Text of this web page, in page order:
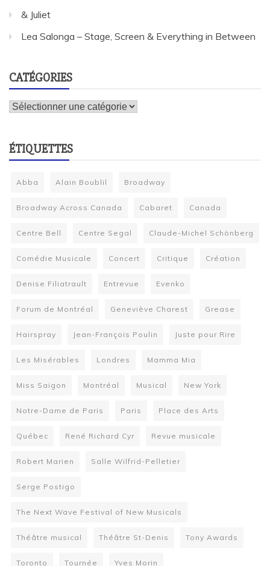
& Juliet
Lea Salonga – Stage, Screen & Everything in Between
CATÉGORIES
Catégories
ÉTIQUETTES
Abba Alain Boublil Broadway
Broadway Across Canada Cabaret Canada
Centre Bell Centre Segal Claude-Michel Schönberg
Comédie Musicale Concert Critique Création
Denise Filiatrault Entrevue Evenko
Forum de Montréal Geneviève Charest Grease
Hairspray Jean-François Poulin Juste pour Rire
Les Misérables Londres Mamma Mia
Miss Saigon Montréal Musical New York
Notre-Dame de Paris Paris Place des Arts
Québec René Richard Cyr Revue musicale
Robert Marien Salle Wilfrid-Pelletier
Serge Postigo
The Next Wave Festival of New Musicals
Théâtre musical Théâtre St-Denis Tony Awards
Toronto Tournée Yves Morin